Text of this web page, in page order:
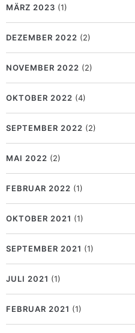
MÄRZ 2023 (1)
DEZEMBER 2022 (2)
NOVEMBER 2022 (2)
OKTOBER 2022 (4)
SEPTEMBER 2022 (2)
MAI 2022 (2)
FEBRUAR 2022 (1)
OKTOBER 2021 (1)
SEPTEMBER 2021 (1)
JULI 2021 (1)
FEBRUAR 2021 (1)